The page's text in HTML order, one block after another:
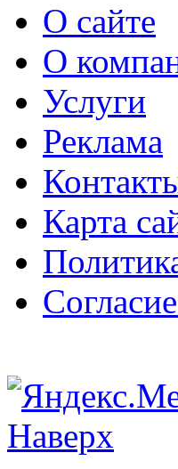
О сайте
О
Услуги
Реклама
Карта
Наверх